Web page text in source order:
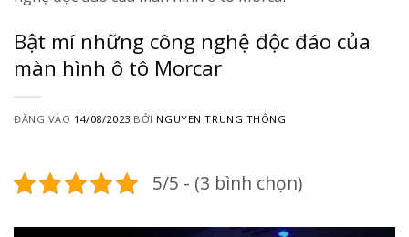
Bật mí những công nghệ độc đáo của
màn hình ô tô Morcar
ĐĂNG VÀO 14/08/2023 BỞI NGUYEN TRUNG THÔNG
5/5 - (3 bình chọn)